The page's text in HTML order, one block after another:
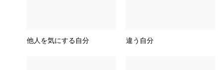
他人を気にする自分 違う自分